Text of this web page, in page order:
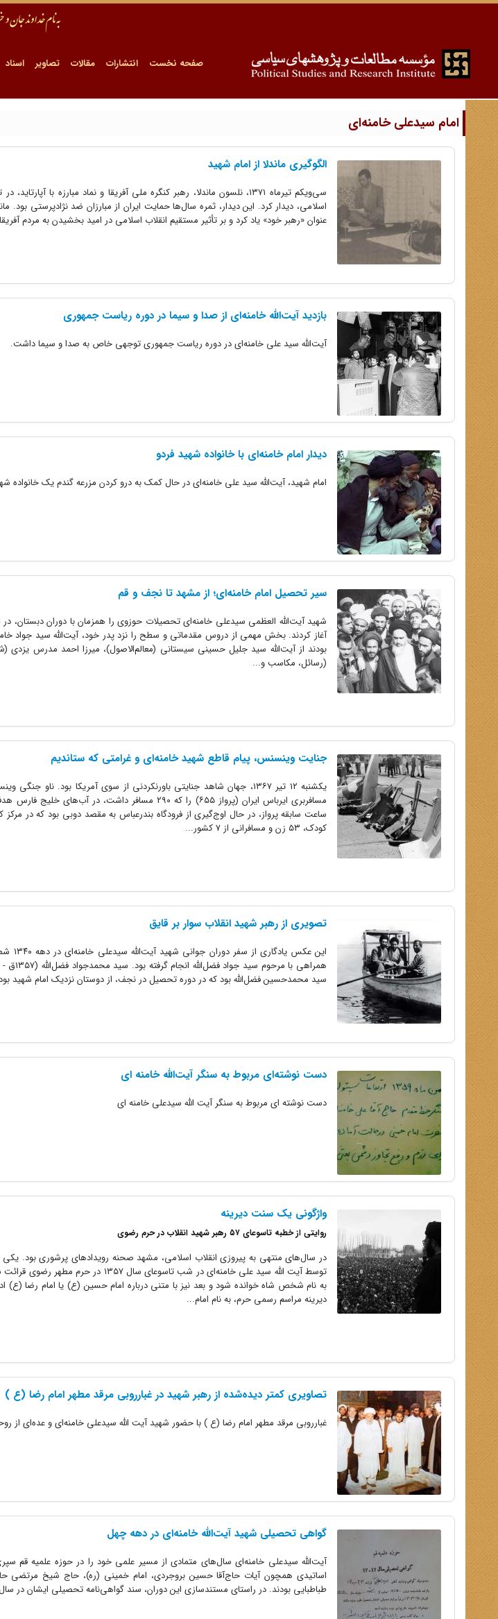
صفحه نخست انتشارات مقالات تصاویر اسناد
امام سیدعلی خامنه‌ای
الگوگیری ماندلا از امام شهید
سی‌ویکم تیرماه ۱۳۷۱، نلسون ماندلا، رهبر کنگره ملی آفریقا و نماد مبارزه با
اسلامی، دیدار کرد. این دیدار، ثمره سال‌ها حمایت ایران از مبارزان ضد نژادپرستی بود.
عنوان «رهبر خود» یاد کرد و بر تأثیر مستقیم انقلاب اسلامی در امید بخشیدن به مردم
بازدید آیت‌الله خامنه‌ای از صدا و سیما در دوره ریاست جمهوری
آیت‌الله سید علی خامنه‌ای در دوره ریاست جمهوری توجهی خاص به صدا و سیما داشت.
دیدار امام خامنه‌ای با خانواده شهید فردو
امام شهید، آیت‌الله سید علی خامنه‌ای در حال کمک به درو کردن مزرعه گندم یک خانواده شهید
سیر تحصیل امام خامنه‌ای؛ از مشهد تا نجف و قم
شهید آیت‌الله العظمی سیدعلی خامنه‌ای تحصیلات حوزوی را همزمان با دوران
آغاز کردند. بخش مهمی از دروس مقدماتی و سطح را نزد پدر خود، آیت‌الله سید جواد
بودند از آیت‌الله سید جلیل حسینی سیستانی (معالم‌الاصول)، میرزا احمد مدرس
(رسائل، مکاسب و...
جنایت وینسنس، پیام قاطع شهید خامنه‌ای و غرامتی که ستاندیم
یکشنبه ۱۲ تیر ۱۳۶۷، جهان شاهد جنایتی باورنکردنی از سوی آمریکا بود.
کودک، ۵۳ زن و مسافرانی از ۷ کشور...
تصویری از رهبر شهید انقلاب سوار بر قایق
این
سید محمدحسین فضل‌الله بود که در دوره تحصیل در نجف، از دوستان نزدیک امام شهید
دست نوشته‌ای مربوط به سنگر آیت‌الله خامنه ای
دست نوشته ای مربوط به سنگر آیت الله سیدعلی خامنه ای
واژگونی یک سنت دیرینه
روایتی از خطبه تاسوعای ۵۷ رهبر شهید انقلاب در حرم رضوی
در سال‌های منتهی به پیروزی انقلاب اسلامی، مشهد صحنه رویدادهای پرشوری بود. یکی
توسط آیت الله سید علی خامنه‌ای در شب
به نام شخص شاه خوانده شود و بعد نیز با متنی درباره امام حسین (ع) یا امام رضا (ع)
دیرینه مراسم رسمی حرم، به نام امام...
تصاویری کمتر دیده‌شده از رهبر شهید در غبارروبی مرقد مطهر امام رضا (ع )
غبارروبی مرقد مطهر امام رضا (ع ) با حضور شهید آیت الله سیدعلی خامنه‌ای و عده‌ای از
گواهی تحصیلی شهید آیت‌الله خامنه‌ای در دهه چهل
آیت‌الله سیدعلی خامنه‌ای سال‌های متمادی از مسیر علمی خود را در حوزه علمیه قم
اساتیدی همچون آیات‌ حاج‌آقا حسین بروجردی، امام خمینی (ره)، حاج شیخ مرتضی
طباطبایی بودند. در راستای مستندسازی این دوران، سند گواهی‌نامه تحصیلی ایشان در سال‌های ۱۳۴۲-۱۳۴۳ منتشر